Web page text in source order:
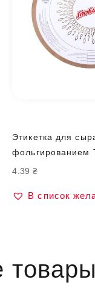
Этикетка для
фольгированием
4.39₴
В список
товары